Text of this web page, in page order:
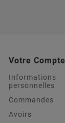
Votre Compte
Informations
personnelles
Commandes
Avoirs